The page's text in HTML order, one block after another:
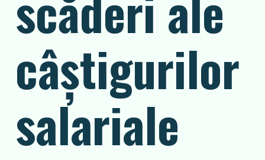
câștigurilor
salariale